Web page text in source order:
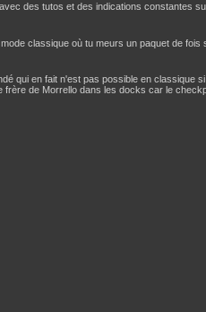
des tutos et des indications constantes
classique où tu meurs un paquet de
qui en fait n'est pas possible en classique
de Morrello dans les docks car le